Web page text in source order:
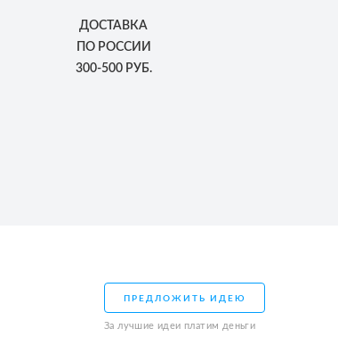
ДОСТАВКА
ПО РОССИИ
300-500 РУБ.
ПРЕДЛОЖИТЬ ИДЕЮ
За лучшие идеи платим деньги